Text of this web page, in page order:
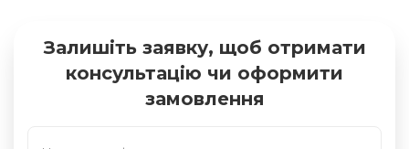
Залишіть заявку, щоб отримати
консультацію чи оформити
замовлення